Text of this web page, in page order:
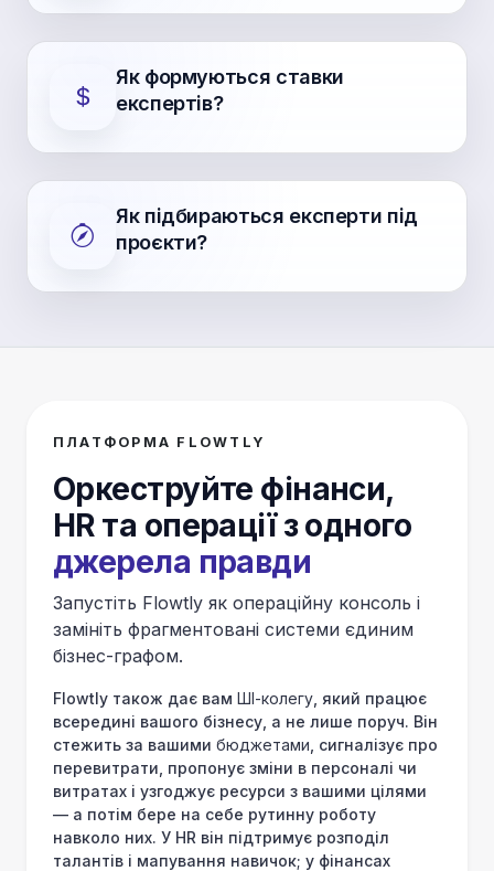
Як формуються ставки
експертів?
Як підбираються експерти під
проєкти?
ПЛАТФОРМА FLOWTLY
Оркеструйте фінанси,
HR та операції з одного
джерела правди
Запустіть Flowtly як операційну консоль і
замініть фрагментовані системи єдиним
бізнес-графом.
Flowtly також дає вам ШІ-колегу , який працює
всередині вашого бізнесу, а не лише поруч. Він
стежить за вашими бюджетами , сигналізує про
перевитрати, пропонує зміни в персоналі чи
витратах і узгоджує ресурси з вашими цілями
— а потім бере на себе рутинну роботу
навколо них. У HR він підтримує розподіл
талантів і мапування навичок; у фінансах